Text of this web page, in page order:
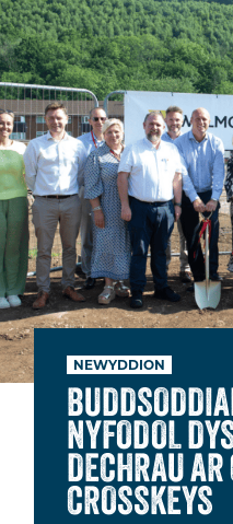
NEWYDDION
NYFODOL
DECHRAU
CROSSKEYS